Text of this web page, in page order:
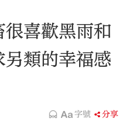
很喜歡黑雨和
類的幸福感
字號 分享